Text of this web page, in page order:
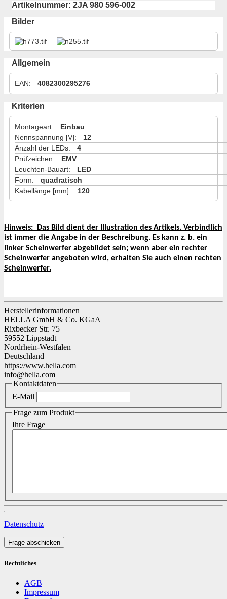
Artikelnummer: 2JA 980 596-002
Bilder
Allgemein
EAN: 4082300295276
Kriterien
Montageart:
Einbau
Nennspannung [V]:
12
Anzahl der LEDs:
4
Prüfzeichen:
EMV
Leuchten-Bauart:
LED
Form:
quadratisch
Kabellänge [mm]: 120
Hinweis:
Das Bild dient der Illustration des Artikels. Verbindlich
ist immer die Angabe in der Beschreibung. Es kann z. b. ein
linker Scheinwerfer abgebildet sein; wenn aber ein rechter
Scheinwerfer angeboten wird, erhalten Sie auch einen rechten
Scheinwerfer.
Herstellerinformationen
HELLA GmbH & Co. KGaA
Rixbecker Str. 75
59552 Lippstadt
Nordrhein-Westfalen
Deutschland
https://www.hella.com
info@hella.com
Kontaktdaten
E-Mail
Frage zum Produkt
Ihre Frage
Datenschutz
Frage abschicken
Rechtliches
AGB
Impressum